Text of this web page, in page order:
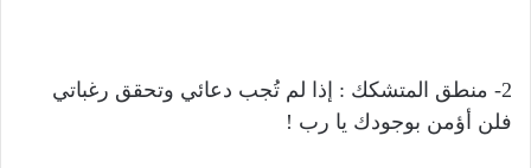
2- منطق المتشكك : إذا لم تُجب دعائي وتحقق رغباتي
فلن أؤمن بوجودك يا رب !